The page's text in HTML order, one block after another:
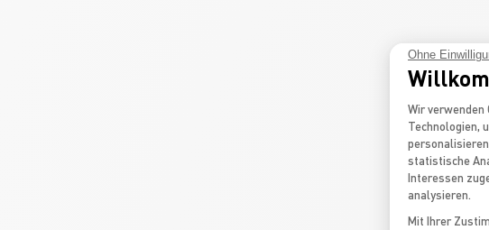
Ohne
Wir verwenden
Technologien,
statistische
Interessen
analysieren.
Mit Ihrer